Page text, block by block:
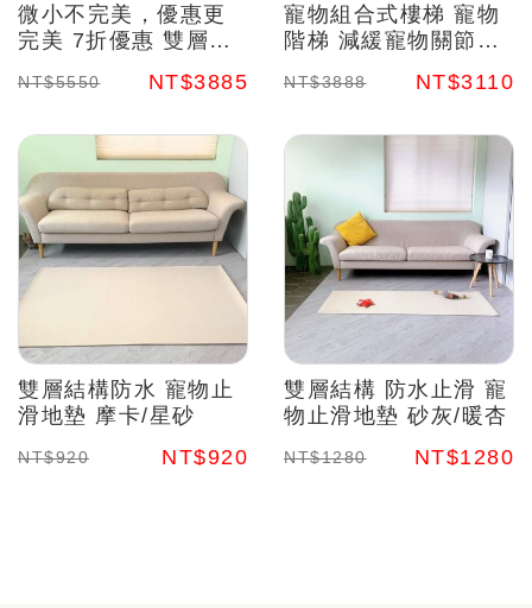
微小不完美，優惠更
完美 7折優惠 雙層結
摩卡/星砂2
NT$5550 NT$3885
寵物組合式樓梯 寵物
階梯 減緩寵物關節傷
NT$3888 NT$3110
雙層結構防水 寵物止
滑地墊 摩卡/星砂
NT$920 NT$920
雙層結構 防水止滑 寵
物止滑地墊 砂灰/暖杏
NT$1280 NT$1280